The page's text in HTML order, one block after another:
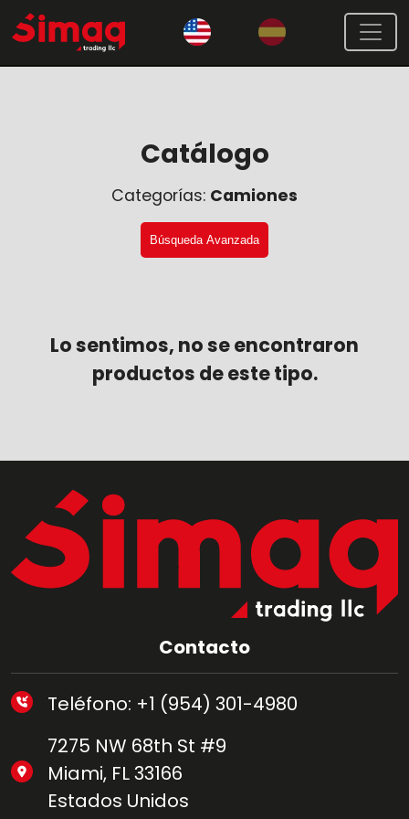
Catálogo
Categorías: Camiones
Búsqueda Avanzada
Lo sentimos, no se encontraron
productos de este tipo.
Contacto
Teléfono: +1 (954) 301-4980
7275 NW 68th St #9
Miami, FL 33166
Estados Unidos